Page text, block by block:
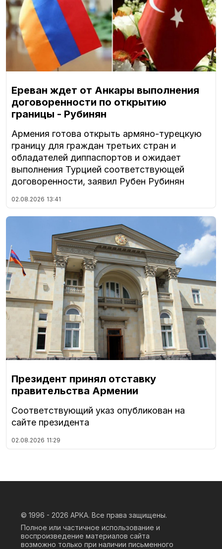
Ереван ждет от Анкары выполнения
договоренности по открытию
границы - Рубинян
Армения готова открыть армяно-турецкую
границу для граждан третьих стран и
обладателей диппаспортов и ожидает
выполнения Турцией соответствующей
договоренности, заявил Рубен Рубинян
02.08.2026 13:41
Президент принял отставку
правительства Армении
Соответствующий указ опубликован на
сайте президента
02.08.2026 11:29
© 1996 - 2026 АРКА. Все права защищены.
Полное или частичное использование и
воспроизведение материалов сайта
возможно только при наличии письменного